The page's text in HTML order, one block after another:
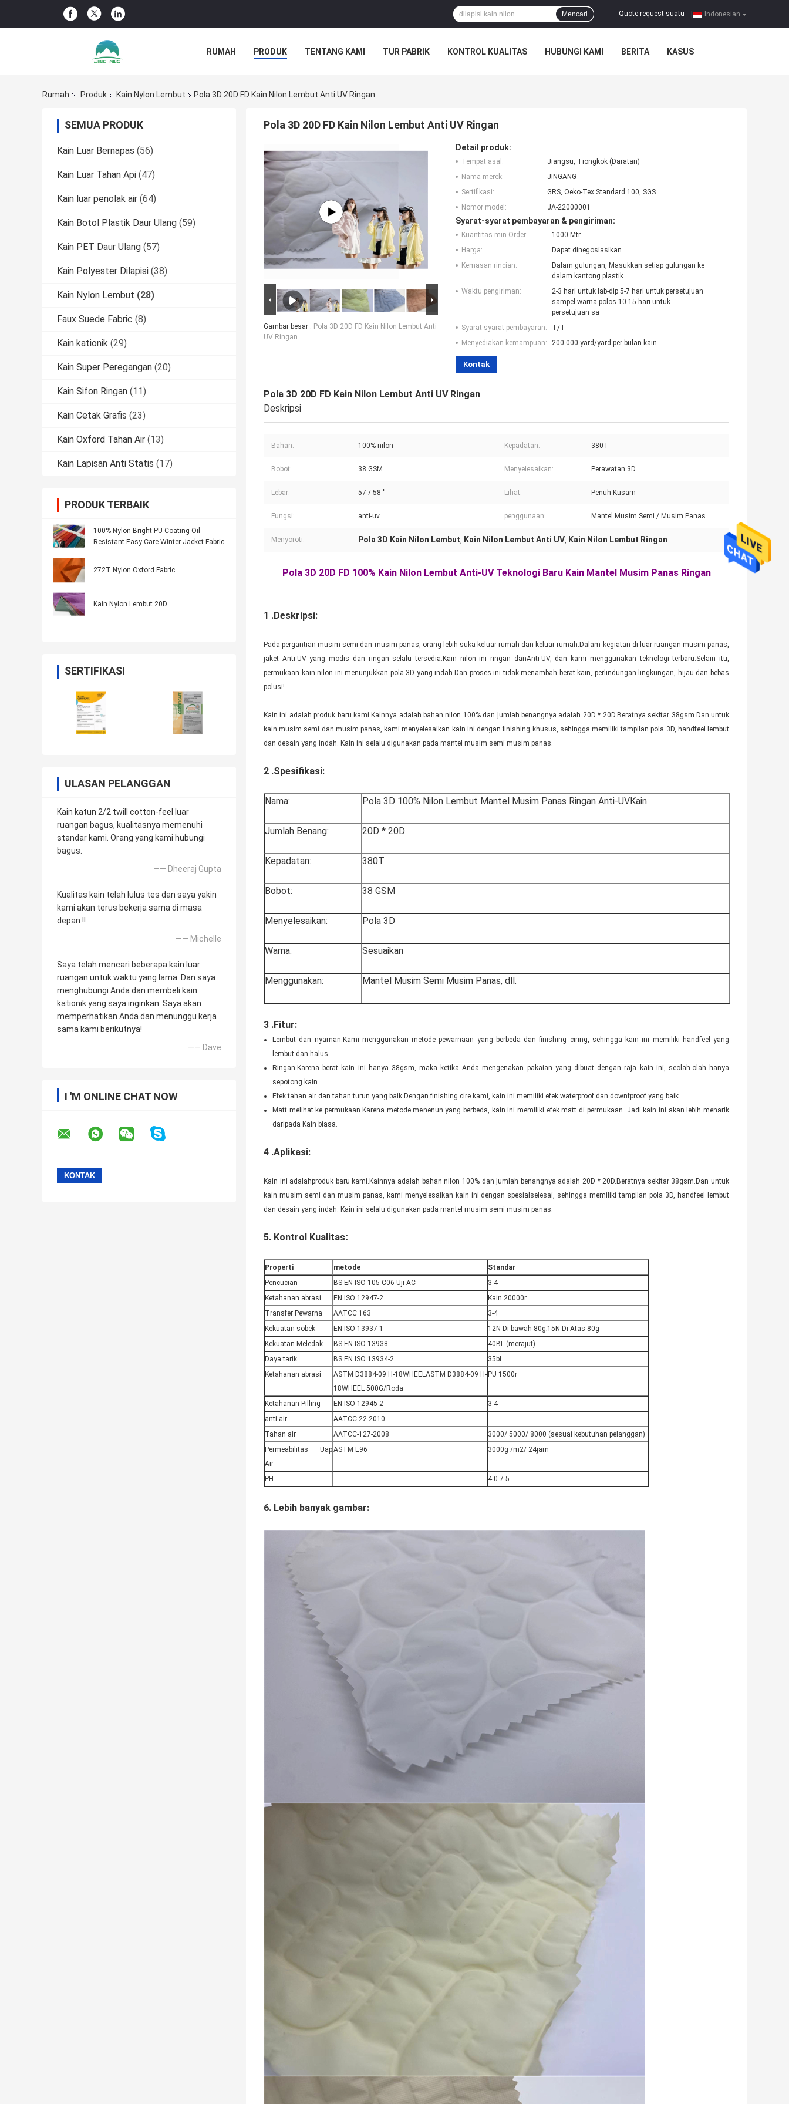
Indonesian
Quote request suatu
Mencari
RUMAH PRODUK TENTANG KAMI TUR PABRIK KONTROL KUALITAS HUBUNGI KAMI BERITA KASUS
Rumah
Produk Kain Nylon Lembut Pola 3D 20D FD Kain Nilon Lembut Anti UV Ringan
SEMUA PRODUK
Kain Luar Bernapas (56)
Kain Luar Tahan Api (47)
Kain luar penolak air (64)
Kain Botol Plastik Daur Ulang (59)
Kain PET Daur Ulang (57)
Kain Polyester Dilapisi (38)
Kain Nylon Lembut (28)
Faux Suede Fabric (8)
Kain kationik (29)
Kain Super Peregangan (20)
Kain Sifon Ringan (11)
Kain Cetak Grafis (23)
Kain Oxford Tahan Air (13)
Kain Lapisan Anti Statis (17)
PRODUK TERBAIK
100% Nylon Bright PU Coating Oil
Resistant Easy Care Winter Jacket Fabric
272T Nylon Oxford Fabric
Kain Nylon Lembut 20D
SERTIFIKASI
ULASAN PELANGGAN
Kain katun 2/2 twill cotton-feel luar
ruangan bagus, kualitasnya memenuhi
standar kami. Orang yang kami hubungi
bagus.
—— Dheeraj Gupta
Kualitas kain telah lulus tes dan saya yakin
kami akan terus bekerja sama di masa
depan !!
—— Michelle
Saya telah mencari beberapa kain luar
ruangan untuk waktu yang lama. Dan saya
menghubungi Anda dan membeli kain
kationik yang saya inginkan. Saya akan
memperhatikan Anda dan menunggu kerja
sama kami berikutnya!
—— Dave
I 'M ONLINE CHAT NOW
Pola 3D 20D FD Kain Nilon Lembut Anti UV Ringan
Gambar besar : Pola 3D 20D FD Kain Nilon Lembut Anti
UV Ringan
Detail produk:
Tempat asal:
Jiangsu, Tiongkok (Daratan)
Nama merek:
JINGANG
Sertifikasi:
GRS, Oeko-Tex Standard 100, SGS
Nomor model:
JA-22000001
Syarat-syarat pembayaran & pengiriman:
Kuantitas min Order:
1000 Mtr
Harga:
Dapat dinegosiasikan
Kemasan rincian:
Dalam gulungan, Masukkan setiap gulungan ke
dalam kantong plastik
Waktu pengiriman:
2-3 hari untuk lab-dip 5-7 hari untuk persetujuan
sampel warna polos 10-15 hari untuk
persetujuan sa
Syarat-syarat pembayaran:
T/T
Menyediakan kemampuan:
200.000 yard/yard per bulan kain
Kontak
Pola 3D 20D FD Kain Nilon Lembut Anti UV Ringan
Deskripsi
Bahan: 100% nilon Kepadatan: 380T
Bobot: 38 GSM Menyelesaikan: Perawatan 3D
Lebar: 57 / 58 '' Lihat: Penuh Kusam
Fungsi: anti-uv penggunaan: Mantel Musim Semi / Musim Panas
Menyoroti: Pola 3D Kain Nilon Lembut, Kain Nilon Lembut Anti UV, Kain Nilon Lembut Ringan
Pola 3D 20D FD 100% Kain Nilon Lembut Anti-UV Teknologi Baru Kain Mantel Musim Panas Ringan
1 .Deskripsi:
Pada pergantian musim semi dan musim panas, orang lebih suka keluar rumah dan keluar rumah.Dalam kegiatan di luar ruangan musim panas,
jaket Anti-UV yang modis dan ringan selalu tersedia.Kain nilon ini ringan danAnti-UV, dan kami menggunakan teknologi terbaru.Selain itu,
permukaan kain nilon ini menunjukkan pola 3D yang indah.Dan proses ini tidak menambah berat kain, perlindungan lingkungan, hijau dan bebas
polusi!
Kain ini adalah produk baru kami.Kainnya adalah bahan nilon 100% dan jumlah benangnya adalah 20D * 20D.Beratnya sekitar 38gsm.Dan untuk
kain musim semi dan musim panas, kami menyelesaikan kain ini dengan finishing khusus, sehingga memiliki tampilan pola 3D, handfeel lembut
dan desain yang indah. Kain ini selalu digunakan pada mantel musim semi musim panas.
2 .Spesifikasi:
Nama: Pola 3D 100% Nilon Lembut Mantel Musim Panas Ringan Anti-UVKain
Jumlah Benang: 20D * 20D
Kepadatan: 380T
Bobot: 38 GSM
Menyelesaikan: Pola 3D
Warna: Sesuaikan
Menggunakan: Mantel Musim Semi Musim Panas, dll.
3 .Fitur:
Lembut dan nyaman.Kami menggunakan metode pewarnaan yang berbeda dan finishing ciring, sehingga kain ini memiliki handfeel yang
lembut dan halus.
Ringan.Karena berat kain ini hanya 38gsm, maka ketika Anda mengenakan pakaian yang dibuat dengan raja kain ini, seolah-olah hanya
sepotong kain.
Efek tahan air dan tahan turun yang baik.Dengan finishing cire kami, kain ini memiliki efek waterproof dan downfproof yang baik.
Matt melihat ke permukaan.Karena metode menenun yang berbeda, kain ini memiliki efek matt di permukaan. Jadi kain ini akan lebih menarik
daripada Kain biasa.
4 .Aplikasi:
Kain ini adalahproduk baru kami.Kainnya adalah bahan nilon 100% dan jumlah benangnya adalah 20D * 20D.Beratnya sekitar 38gsm.Dan untuk
kain musim semi dan musim panas, kami menyelesaikan kain ini dengan spesial selesai, sehingga memiliki tampilan pola 3D, handfeel lembut
dan desain yang indah. Kain ini selalu digunakan pada mantel musim semi musim panas.
5. Kontrol Kualitas:
Properti metode
Standar
Pencucian
BS EN ISO 105 C06 Uji AC
3-4
Ketahanan abrasi
EN ISO 12947-2
Kain 20000r
Transfer Pewarna
AATCC 163
3-4
Kekuatan sobek
EN ISO 13937-1
12N Di bawah 80g;15N Di Atas 80g
Kekuatan Meledak
BS EN ISO 13938
40BL (merajut)
Daya tarik
BS EN ISO 13934-2
35bl
Ketahanan abrasi
ASTM D3884-09 H-18WHEELASTM D3884-09 H-
18WHEEL 500G/Roda
PU 1500r
Ketahanan Pilling EN ISO 12945-2
3-4
anti air
AATCC-22-2010
Tahan air
AATCC-127-2008
3000/ 5000/ 8000 (sesuai kebutuhan pelanggan)
Permeabilitas Uap
Air
ASTM E96 3000g /m2/ 24jam
PH 4.0-7.5
6. Lebih banyak gambar: